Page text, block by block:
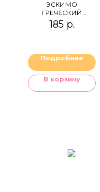
ЭСКИМО
ГРЕЧЕСКИЙ
ЙОГУРТ С
ЧЕРНИКОЙ
185 р.
Подробнее
В корзину